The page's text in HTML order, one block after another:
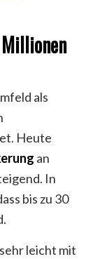
als
Heute
an
In
bis zu 30
leicht mit